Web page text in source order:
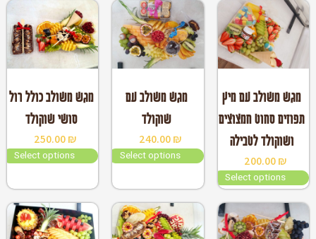
מגש משולב עם מיץ
תפוזים סחוט חמצוצים
ושוקולד לטבילה
200.00₪
Select options
מגש משולב עם
שוקולד
240.00₪
Select options
מגש משולב כולל רול
סושי שוקולד
250.00₪
Select options